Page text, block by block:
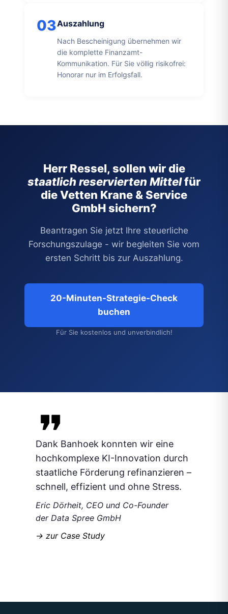
03Auszahlung
Nach Bescheinigung übernehmen wir
die komplette Finanzamt-
Kommunikation. Für Sie völlig risikofrei:
Honorar nur im Erfolgsfall.
Herr Ressel, sollen wir die
staatlich reservierten Mittelfür
die Vetten Krane & Service
GmbH sichern?
Beantragen Sie jetzt Ihre steuerliche
Forschungszulage - wir begleiten Sie vom
ersten Schritt bis zur Auszahlung.
20-Minuten-Strategie-Check
buchen
Für Sie kostenlos und unverbindlich!
Dank Banhoek konnten wir eine
hochkomplexe KI-Innovation durch
staatliche Förderung refinanzieren –
schnell, effizient und ohne Stress.
Eric Dörheit, CEO und Co-Founder
der Data Spree GmbH
-> zur Case Study